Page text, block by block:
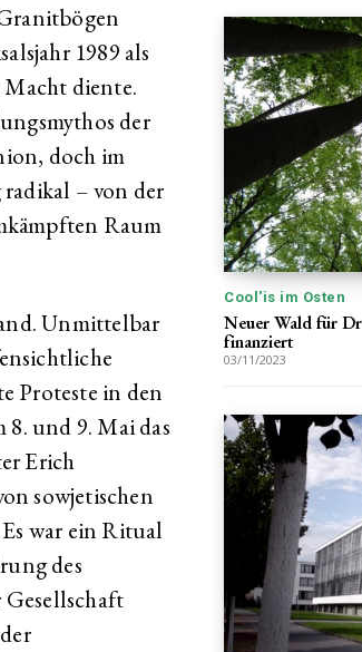
1989 als
diente.
der
doch im
– von der
Raum
Unmittelbar
Proteste in den
und 9. Mai das
Erich
sowjetischen
war ein Ritual
des
Cool'is im Osten
Neuer Wald für
finanziert
03/11/2023